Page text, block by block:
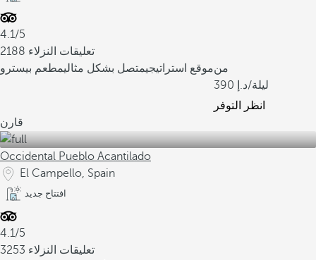
4.1/5
2188 تعليقات النزلاء
موقع استراتيجيمتصل بشكل مثاليمطعم بيسترو
من
390
/ليلة
انظر التوفر
قارن
Occidental Pueblo Acantilado
El Campello, Spain
افتتاح جديد
4.1/5
3253 تعليقات النزلاء